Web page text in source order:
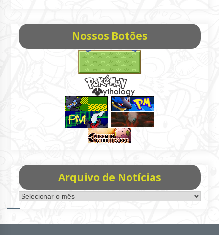
Nossos Botões
Arquivo de Notícias
Arquivo
de